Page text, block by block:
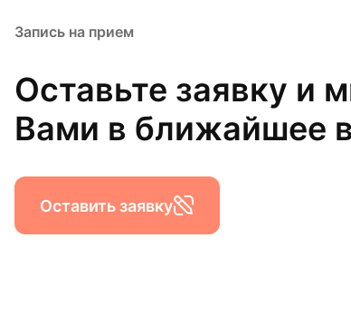
Запись на прием
Оставьте заявку и
Вами в ближайшее
Оставить заявку